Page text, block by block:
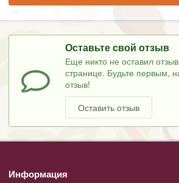
Оставьте свой отзыв
Еще никто не оставил
странице. Будьте первым,
отзыв!
Оставить отзыв
Информация